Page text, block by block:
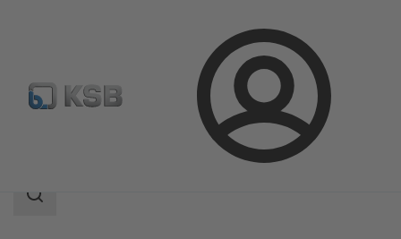
Aanmelding
Productcatalogus CalioTherm S Pro
Zoekgebied